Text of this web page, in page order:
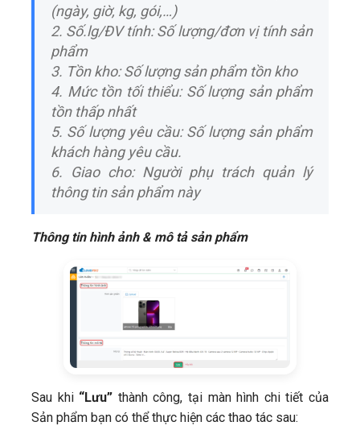
(ngày, giờ, kg, gói,…)
2. Số.lg/ĐV tính: Số lượng/đơn vị tính sản
phẩm
3. Tồn kho: Số lượng sản phẩm tồn kho
4. Mức tồn tối thiểu: Số lượng sản phẩm
tồn thấp nhất
5. Số lượng yêu cầu: Số lượng sản phẩm
khách hàng yêu cầu.
6. Giao cho: Người phụ trách quản lý
thông tin sản phẩm này
Thông tin hình ảnh & mô tả sản phẩm
Sau khi “Lưu” thành công, tại màn hình chi tiết của
Sản phẩm bạn có thể thực hiện các thao tác sau: